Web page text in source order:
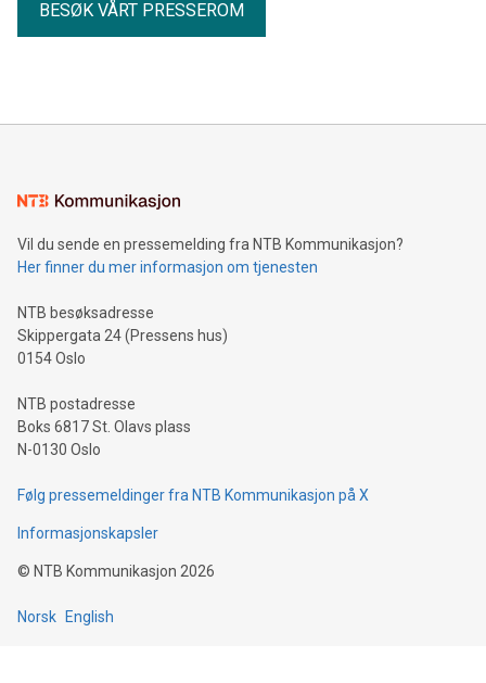
BESØK VÅRT PRESSEROM
Vil du sende en pressemelding fra NTB Kommunikasjon?
Her finner du mer informasjon om tjenesten
NTB besøksadresse
Skippergata 24 (Pressens hus)
0154 Oslo
NTB postadresse
Boks 6817 St. Olavs plass
N-0130 Oslo
Følg pressemeldinger fra NTB Kommunikasjon på X
Informasjonskapsler
© NTB Kommunikasjon 2026
Norsk English